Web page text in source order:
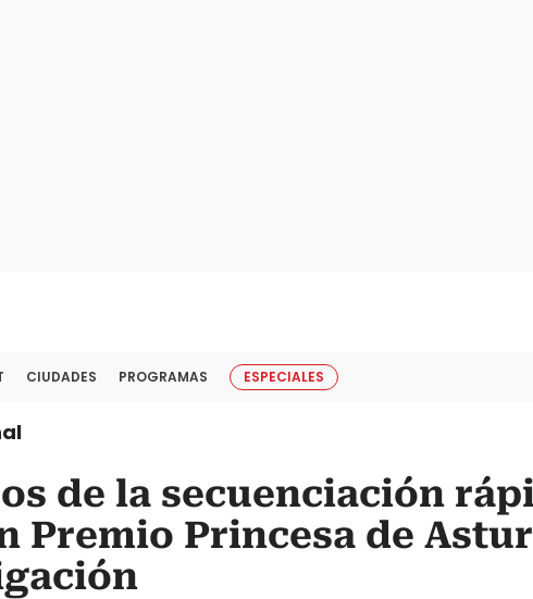
CIUDADES PROGRAMAS ESPECIALES
de la secuenciación
Premio Princesa de